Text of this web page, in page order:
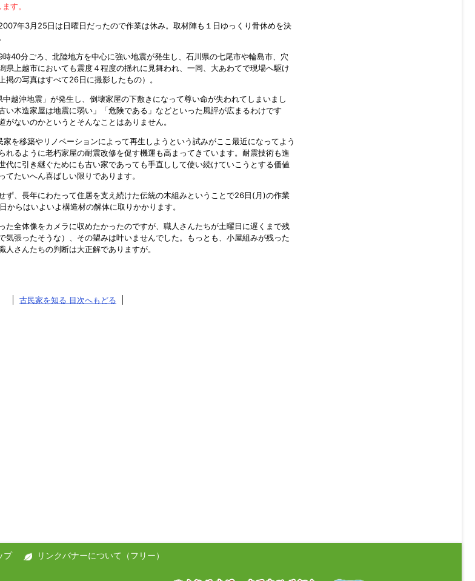
す。
年3月25日は日曜日だったので作業は休み。取材陣も１日ゆっくり骨休めを決
40分ごろ、北陸地方を中心に強い地震が発生し、石川県の七尾市や輪島市、穴
県上越市においても震度４程度の揺れに見舞われ、一同、大あわてで現場へ駆け
の写真はすべて26日に撮影したもの）。
越沖地震」が発生し、倒壊家屋の下敷きになって尊い命が失われてしまいまし
い木造家屋は地震に弱い」「危険である」などといった風評が広まるわけです
ないのかというとそんなことはありません。
を移築やリノベーションによって再生しようという試みがここ最近になってよう
れるように老朽家屋の耐震改修を促す機運も高まってきています。耐震技術も進
代に引き継ぐためにも古い家であっても手直しして使い続けていこうとする価値
たいへん喜ばしい限りであります。
ず、長年にわたって住居を支え続けた伝統の木組みということで26日(月)の作業
らはいよいよ構造材の解体に取りかかります。
た全体像をカメラに収めたかったのですが、職人さんたちが土曜日に遅くまで残
気張ったそうな）、その望みは叶いませんでした。もっとも、小屋組みが残った
さんたちの判断は大正解でありますが。
古民家を知る 目次へもどる
プ リンクバナーについて（フリー）